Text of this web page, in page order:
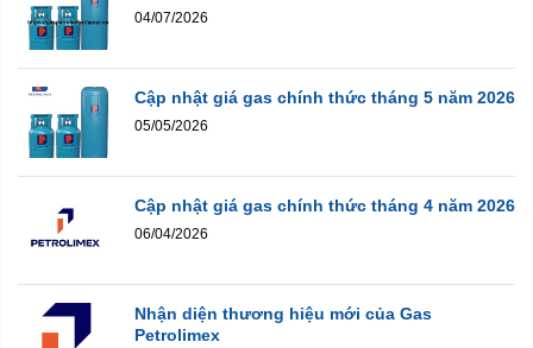
04/07/2026
Cập nhật giá gas chính thức tháng 5 năm 2026
05/05/2026
Cập nhật giá gas chính thức tháng 4 năm 2026
06/04/2026
Nhận diện thương hiệu mới của Gas
Petrolimex